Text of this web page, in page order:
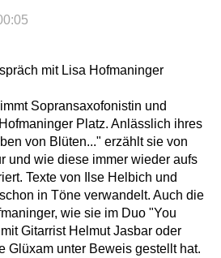
mit Lisa Hofmaninger
Sopransaxofonistin und
Platz. Anlässlich ihres
von Blüten..." erzählt sie von
und wie diese immer wieder aufs
Texte von Ilse Helbich und
in Töne verwandelt. Auch die
wie sie im Duo "You
Gitarrist Helmut Jasbar oder
Glüxam unter Beweis gestellt hat.